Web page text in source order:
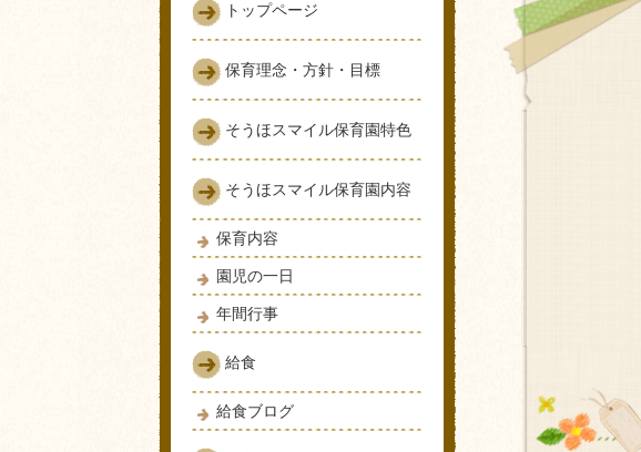
トップページ
保育理念・方針・目標
そうほスマイル保育園特色
そうほスマイル保育園内容
保育内容
園児の一日
年間行事
給食
給食ブログ